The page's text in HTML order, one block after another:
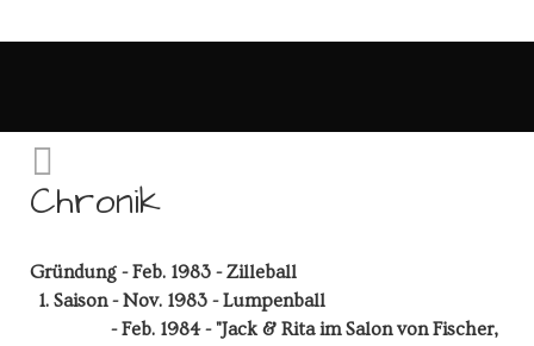
Chronik
Gründung - Feb. 1983 - Zilleball
1. Saison - Nov. 1983 - Lumpenball
- Feb. 1984 - "Jack & Rita im Salon von Fischer,